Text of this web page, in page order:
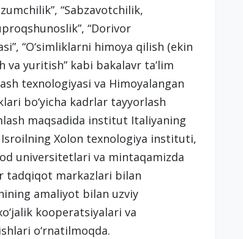
“Sabzavotchilik,
“Dorivor
“O‘simliklarni himoya qilish (ekin
va yuritish” kabi bakalavr ta’lim
texnologiyasi va Himoyalangan
bo‘yicha kadrlar tayyorlash
maqsadida institut Italiyaning
Xolon texnologiya instituti,
universitetlari va mintaqamizda
tadqiqot markazlari bilan
amaliyot bilan uzviy
kooperatsiyalari va
o‘rnatilmoqda.